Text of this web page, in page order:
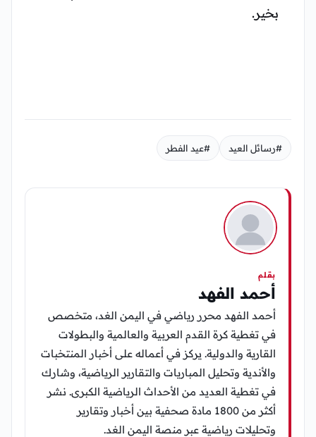
بخير.
#رسائل العيد #عيد الفطر
بقلم
أحمد الفهد
أحمد الفهد محرر رياضي في اليمن الغد، متخصص
في تغطية كرة القدم العربية والعالمية والبطولات
القارية والدولية. يركز في أعماله على أخبار المنتخبات
والأندية وتحليل المباريات والتقارير الرياضية، وشارك
في تغطية العديد من الأحداث الرياضية الكبرى. نشر
أكثر من 1800 مادة صحفية بين أخبار وتقارير
وتحليلات رياضية عبر منصة اليمن الغد.